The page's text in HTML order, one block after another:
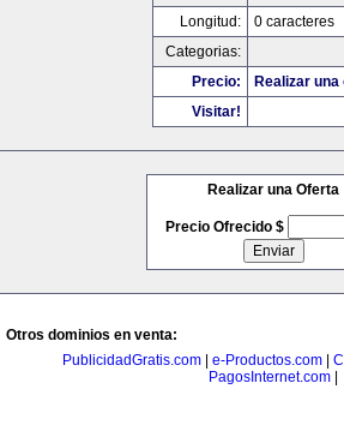
Longitud:
0 caracteres
Categorias:
Precio:
Realizar
Visitar!
Realizar una Oferta
Precio Ofrecido $
Otros dominios en venta:
PublicidadGratis.com
e-Productos.com
PagosInternet.com